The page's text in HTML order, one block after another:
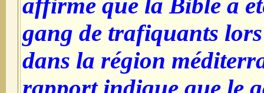
affirme que la Bible a
gang de trafiquants
dans la région